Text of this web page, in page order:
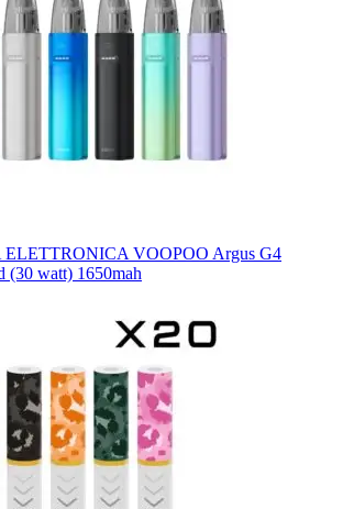
ELETTRONICA VOOPOO Argus G4
(30 watt) 1650mah